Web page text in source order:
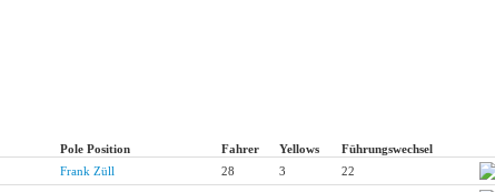
Pole Position Fahrer Yellows
Führungswechsel
Frank Züll 28 3 22